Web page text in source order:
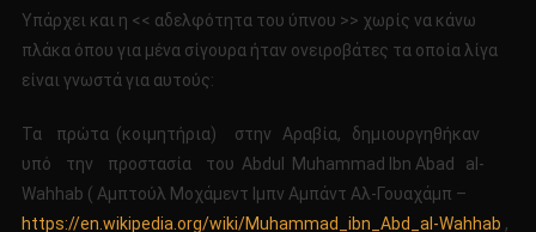
Υπάρχει και η << αδελφότητα του ύπνου >> χωρίς να κάνω
πλάκα όπου για μένα σίγουρα ήταν ονειροβάτες τα οποία λίγα
είναι γνωστά για αυτούς:
Τα πρώτα (κοιμητήρια) στην Αραβία, δημιουργηθήκαν
υπό την προστασία του Αbdul Muhammad Ibn Abad al-
Wahhab ( Αμπτούλ Μοχάμεντ Ιμπν Αμπάντ Αλ-Γουαχάμπ –
https://en.wikipedia.org/wiki/Muhammad_ibn_Abd_al-Wahhab ,